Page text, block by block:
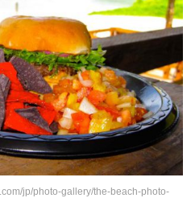
jp/photo-gallery/the-beach-photo-